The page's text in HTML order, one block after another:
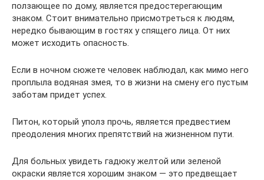
ползающее по дому, является предостерегающим
знаком. Стоит внимательно присмотреться к людям,
нередко бывающим в гостях у спящего лица. От них
может исходить опасность.
Если в ночном сюжете человек наблюдал, как мимо него
проплыла водяная змея, то в жизни на смену его пустым
заботам придет успех.
Питон, который уполз прочь, является предвестием
преодоления многих препятствий на жизненном пути.
Для больных увидеть гадюку желтой или зеленой
окраски является хорошим знаком — это предвещает